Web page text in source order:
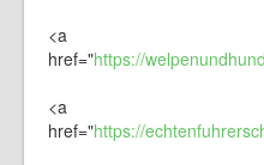
<a
href="https://
<a
href="https://